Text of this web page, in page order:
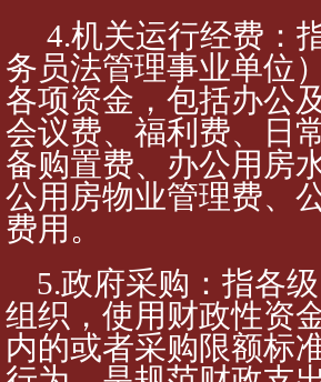
4.机关运行经费：
务员法管理事业单位
各项资金，包括办公
会议费、福利费、日
备购置费、办公用房
公用房物业管理费、
费用。
5.政府采购：指各
组织，使用财政性资
内的或者采购限额标